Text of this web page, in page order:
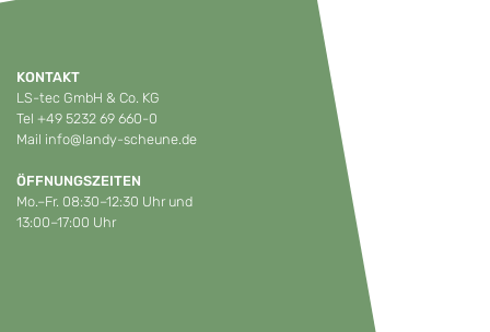
KONTAKT
LS-tec GmbH & Co. KG
Tel +49 5232 69 660-0
Mail info@landy-scheune.de
ÖFFNUNGSZEITEN
Mo.–Fr. 08:30–12:30 Uhr und
13:00–17:00 Uhr